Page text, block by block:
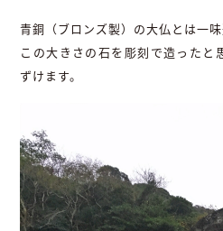
青銅（ブロンズ製）の大仏とは一味
この大きさの石を彫刻で造ったと
ずけます。